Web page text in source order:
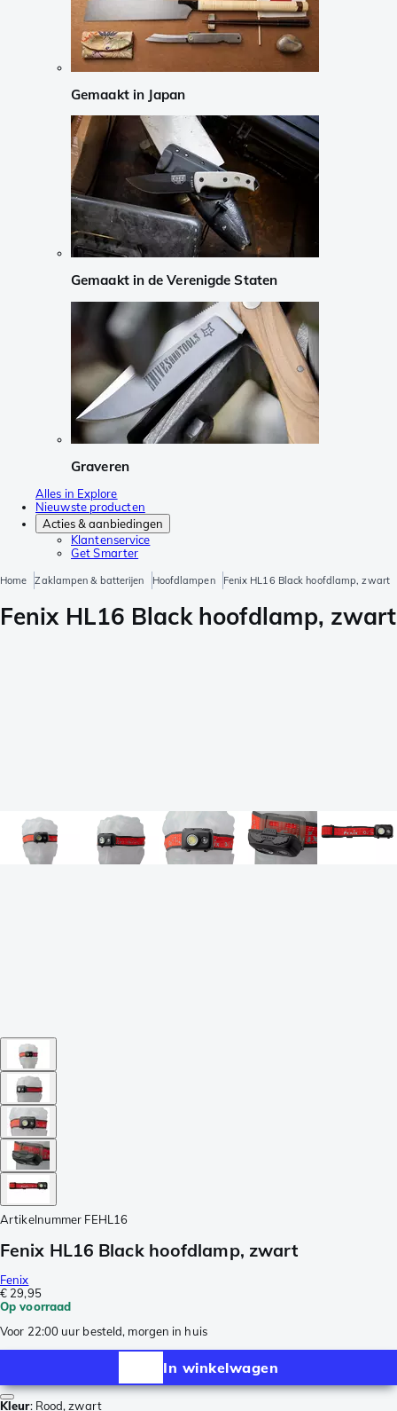
Gemaakt in Japan
Gemaakt in de Verenigde Staten
Graveren
Alles in Explore
Nieuwste producten
Acties & aanbiedingen
Klantenservice
Get Smarter
Home Zaklampen & batterijen Hoofdlampen Fenix HL16 Black hoofdlamp, zwart
Fenix HL16 Black hoofdlamp, zwart
Artikelnummer FEHL16
Fenix HL16 Black hoofdlamp, zwart
Fenix
€ 29,95
Op voorraad
Voor 22:00 uur besteld, morgen in huis
In winkelwagen
Kleur: Rood, zwart